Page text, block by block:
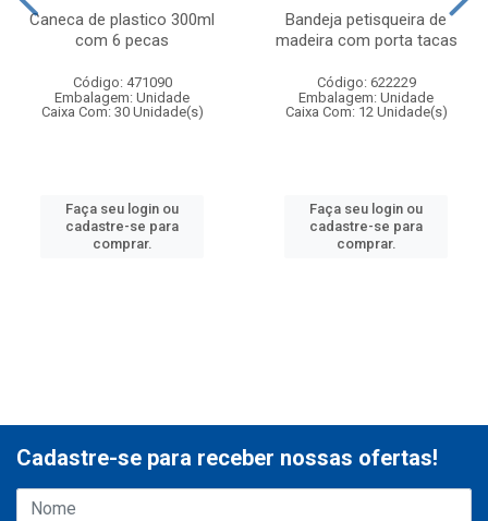
Caneca de plastico 300ml
com 6 pecas
Código: 471090
Embalagem: Unidade
Caixa Com: 30 Unidade(s)
Faça seu login ou
cadastre-se para
comprar.
Bandeja petisqueira de
madeira com porta tacas
Código: 622229
Embalagem: Unidade
Caixa Com: 12 Unidade(s)
Faça seu login ou
cadastre-se para
comprar.
Cadastre-se para receber nossas ofertas!